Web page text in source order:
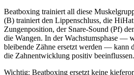
Beatboxing trainiert all diese
(B) trainiert den Lippenschluss, die
Zungenposition, der Snare-Sound (Pf)
die Wangen. In der Wachstumsphase —
bleibende Zähne ersetzt werden — kann
die Zahnentwicklung positiv beeinflussen.
Wichtig: Beatboxing ersetzt keine